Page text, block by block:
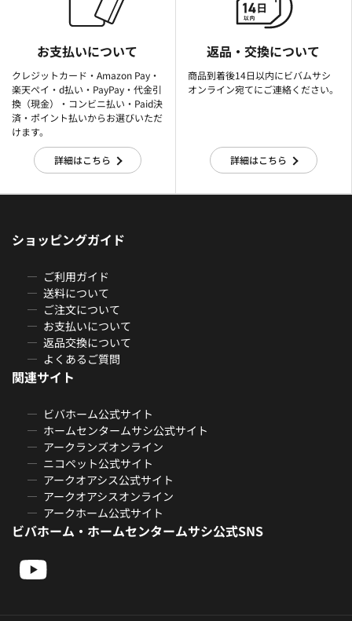
お支払いについて
クレジットカード・Amazon Pay・
楽天ぺイ・d払い・PayPay・代金引
換（現金）・コンビニ払い・Paid決
済・ポイント払いからお選びいただ
けます。
詳細はこちら
返品・交換について
商品到着後14日以内にビバムサシ
オンライン宛てにご連絡ください。
詳細はこちら
ショッピングガイド
ご利用ガイド
送料について
ご注文について
お支払いについて
返品交換について
よくあるご質問
関連サイト
ビバホーム公式サイト
ホームセンタームサシ公式サイト
アークランズオンライン
ニコペット公式サイト
アークオアシス公式サイト
アークオアシスオンライン
アークホーム公式サイト
ビバホーム・ホームセンタームサシ公式SNS